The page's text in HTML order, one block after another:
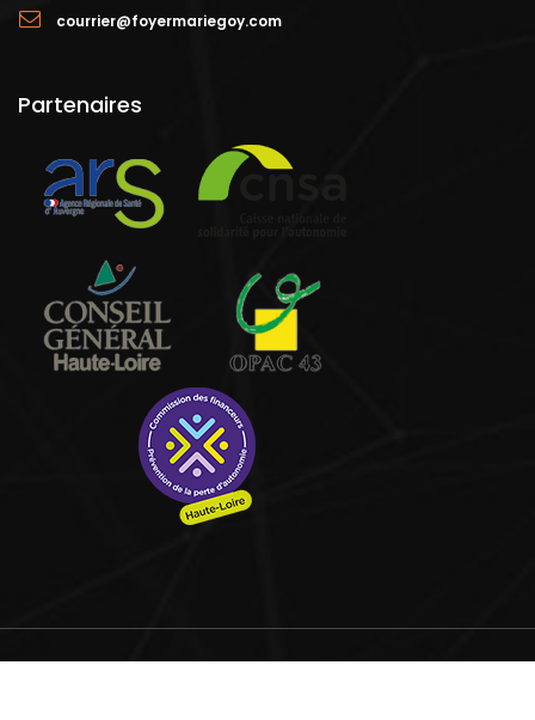
courrier@foyermariegoy.com
Partenaires
©copyright 2017Coqpit